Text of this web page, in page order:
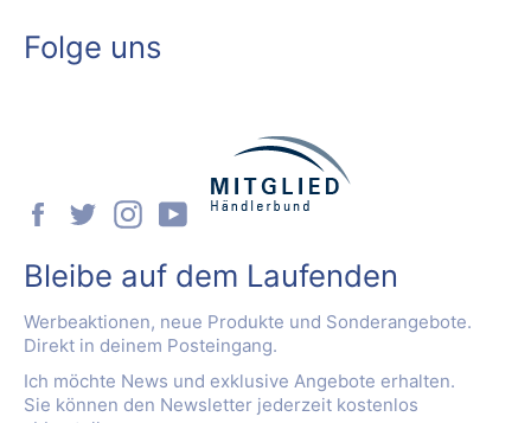
Folge uns
Facebook
TwitterInstagramYouTube
Bleibe auf dem Laufenden
Werbeaktionen, neue Produkte und Sonderangebote.
Direkt in deinem Posteingang.
Ich möchte News und exklusive Angebote erhalten.
Sie können den Newsletter jederzeit kostenlos